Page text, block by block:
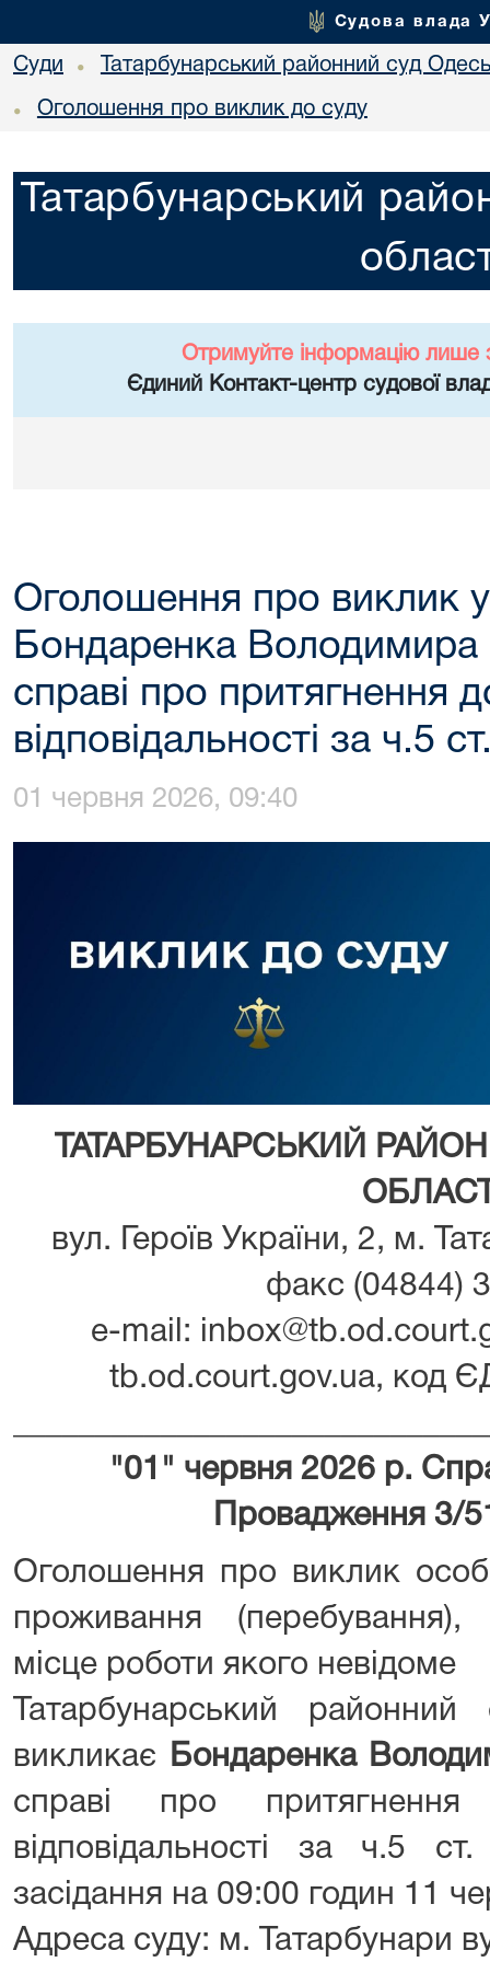
Судова влада
Суди • Татарбунарський районний суд
• Оголошення про виклик до суду
Татарбунарський
Отримуйте інформацію лише
Єдиний Контакт-центр судової
Оголошення про виклик у
Бондаренка Володимира
справі про притягнення
відповідальності за ч.5
01 червня 2026, 09:40
ТАТАРБУНАРСЬКИЙ
вул. Героїв України, 2, м.
факс (04844)
e-mail:
tb.od.court.gov.ua, код
"01" червня 2026 р.
Провадження 3/
Оголошення про виклик
проживання
місце роботи якого невідоме
Татарбунарський
викликає
Бондаренка
справі про притягнення
відповідальності за ч.5
засідання на 09:00 годин 11
Адреса суду: м. Татарбунари